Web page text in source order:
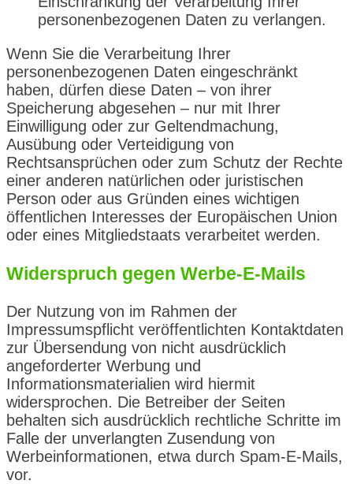
personenbezogenen Daten zu verlangen.
Wenn Sie die Verarbeitung Ihrer
personenbezogenen Daten eingeschränkt
haben, dürfen diese Daten – von ihrer
Speicherung abgesehen – nur mit Ihrer
Einwilligung oder zur Geltendmachung,
Ausübung oder Verteidigung von
Rechtsansprüchen oder zum Schutz der Rechte
einer anderen natürlichen oder juristischen
Person oder aus Gründen eines wichtigen
öffentlichen Interesses der Europäischen Union
oder eines Mitgliedstaats verarbeitet werden.
Widerspruch gegen Werbe-E-Mails
Der Nutzung von im Rahmen der
Impressumspflicht veröffentlichten Kontaktdaten
zur Übersendung von nicht ausdrücklich
angeforderter Werbung und
Informationsmaterialien wird hiermit
widersprochen. Die Betreiber der Seiten
behalten sich ausdrücklich rechtliche Schritte im
Falle der unverlangten Zusendung von
Werbeinformationen, etwa durch Spam-E-Mails,
vor.